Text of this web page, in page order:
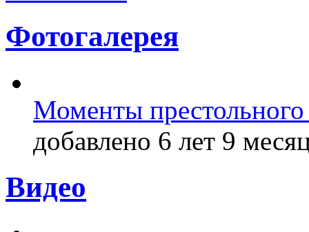
Фотогалерея
Моменты
добавлено 6 лет 9
Видео